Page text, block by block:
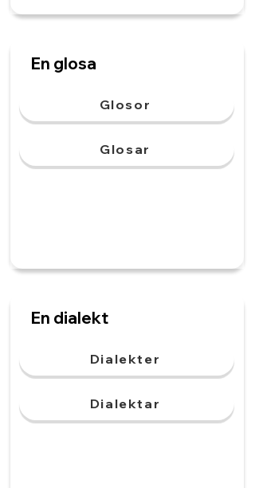
En glosa
Glosor
Glosar
En dialekt
Dialekter
Dialektar